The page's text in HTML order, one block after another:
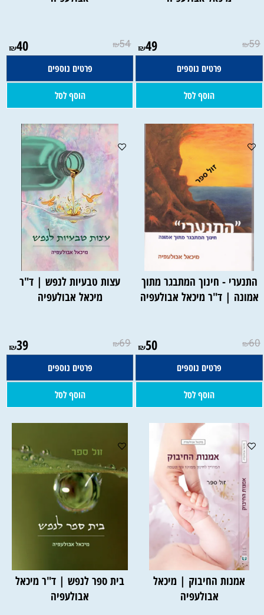
₪59
₪49
פרטים נוספים
הוסף לסל
₪54
₪40
פרטים נוספים
הוסף לסל
התנערי - חינוך המתבגר מתוך
אמונה | ד"ר מיכאל אבולעפיה
₪60
₪50
פרטים נוספים
הוסף לסל
עצות טבעיות לנפש | ד"ר
מיכאל אבולעפיה
₪69
₪39
פרטים נוספים
הוסף לסל
אמנות החיבוק | מיכאל
אבולעפיה
בית ספר לנפש | ד"ר מיכאל
אבולעפיה